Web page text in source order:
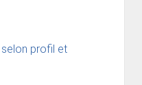
profil et